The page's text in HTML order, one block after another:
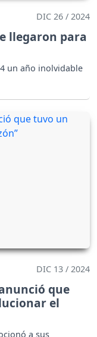
DIC 26 / 2024
llegaron para
un año inolvidable
DIC 13 / 2024
que
el
a sus